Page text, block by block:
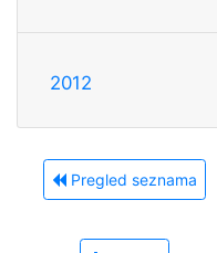
2012
Pregled seznama